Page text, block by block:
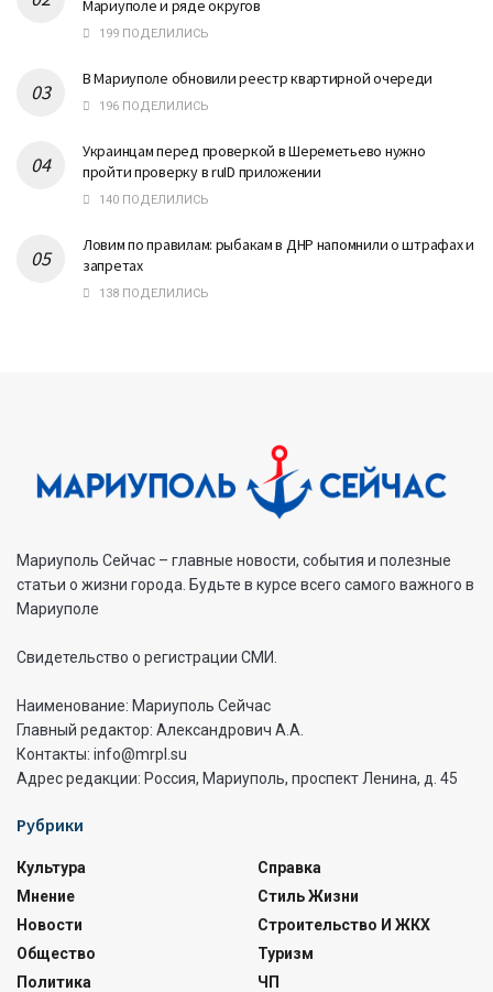
Мариуполе и ряде округов
199 ПОДЕЛИЛИСЬ
В Мариуполе обновили реестр квартирной очереди
196 ПОДЕЛИЛИСЬ
Украинцам перед проверкой в Шереметьево нужно
пройти проверку в ruID приложении
140 ПОДЕЛИЛИСЬ
Ловим по правилам: рыбакам в ДНР напомнили о штрафах и
запретах
138 ПОДЕЛИЛИСЬ
Мариуполь Сейчас – главные новости, события и полезные
статьи о жизни города. Будьте в курсе всего самого важного в
Мариуполе
Свидетельство о регистрации СМИ.
Наименование: Мариуполь Сейчас
Главный редактор: Александрович А.А.
Контакты: info@mrpl.su
Адрес редакции: Россия, Мариуполь, проспект Ленина, д. 45
Рубрики
Культура
Мнение
Новости
Общество
Политика
Справка
Стиль Жизни
Строительство И ЖКХ
Туризм
ЧП